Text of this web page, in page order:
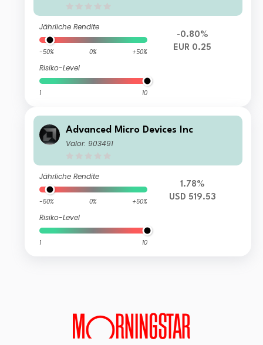
Jährliche Rendite
-50% 0% +50%
Risiko-Level
1 10
-0.80%
EUR 0.25
Advanced Micro Devices Inc
Valor: 903491
Jährliche Rendite
-50% 0% +50%
Risiko-Level
1 10
1.78%
USD 519.53